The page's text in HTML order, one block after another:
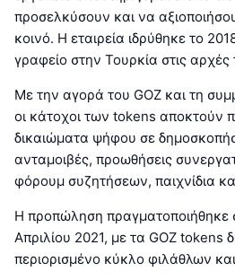
προσελκύσουν και να
κοινό. Η εταιρεία ιδρύθηκε το
γραφείο στην Τουρκία στις αρχές
Με την αγορά του GOZ και τη
οι κάτοχοι των tokens αποκτούν
δικαιώματα ψήφου σε
ανταμοιβές, προωθήσεις
φόρουμ συζητήσεων, παιχνίδια
Η προπώληση πραγματοποιήθηκε
Απριλίου 2021, με τα GOZ tokens
περιορισμένο κύκλο φιλάθλων